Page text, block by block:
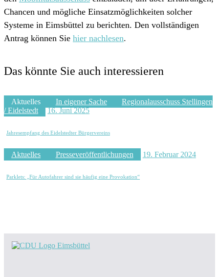
Chancen und mögliche Einsatzmöglichkeiten solcher
Systeme in Eimsbüttel zu berichten. Den vollständigen
Antrag können Sie hier nachlesen.
Das könnte Sie auch interessieren
Aktuelles In eigener Sache
Regionalausschuss Stellingen
/ Eidelstedt
16. Juni 2025
Jahresempfang des Eidelstedter Bürgervereins
Aktuelles Presseveröffentlichungen 19. Februar 2024
Parklets: „Für Autofahrer sind sie häufig eine Provokation“